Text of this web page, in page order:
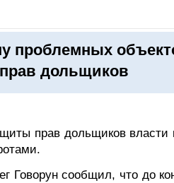
проблемных
дольщиков
прав дольщиков власти
Говорун сообщил, что до